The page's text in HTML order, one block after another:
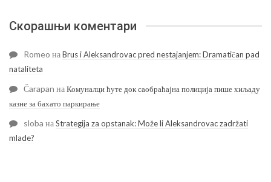
Скорашњи коментари
Romeo наBrus i Aleksandrovac pred nestajanjem: Dramatičan pad
nataliteta
Čarapan наКомуналци ћуте док саобраћајна полиција пише хиљаду
казне за бахато паркирање
sloba наStrategija za opstanak: Može li Aleksandrovac zadržati
mlade?